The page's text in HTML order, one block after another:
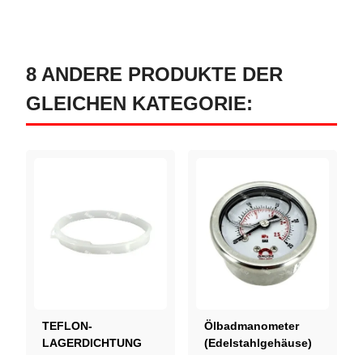
8 ANDERE PRODUKTE DER
GLEICHEN KATEGORIE:
TEFLON-
LAGERDICHTUNG
Ölbadmanometer
(Edelstahlgehäuse)